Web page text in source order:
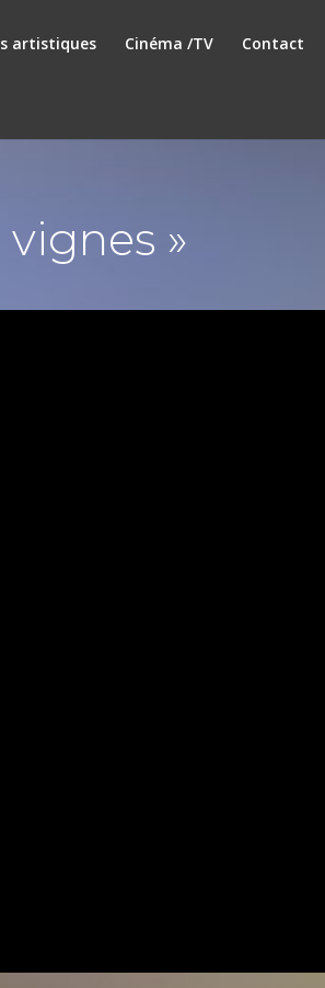
artistiques Cinéma /TV Contact
vignes »